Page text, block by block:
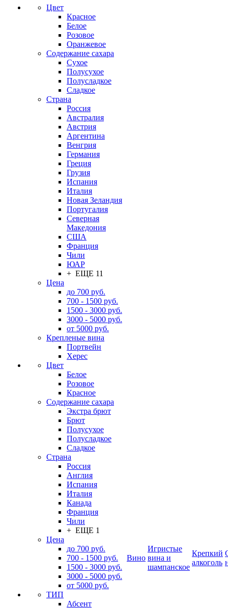
Цвет
Красное
Белое
Розовое
Оранжевое
Содержание сахара
Сухое
Полусухое
Полусладкое
Сладкое
Страна
Россия
Австралия
Австрия
Аргентина
Венгрия
Германия
Греция
Грузия
Испания
Италия
Новая Зеландия
Португалия
Северная
Македония
США
Франция
Чили
ЮАР
+ ЕЩЕ 11
Цена
до 700 руб.
700 - 1500 руб.
1500 - 3000 руб.
3000 - 5000 руб.
от 5000 руб.
Крепленые вина
Портвейн
Херес
Цвет
Белое
Розовое
Красное
Содержание сахара
Экстра брют
Брют
Полусухое
Полусладкое
Сладкое
Страна
Россия
Англия
Испания
Италия
Канада
Франция
Чили
+ ЕЩЕ 1
Цена
до 700 руб.
700 - 1500 руб.
1500 - 3000 руб.
3000 - 5000 руб.
от 5000 руб.
ТИП
Абсент
Вино
Игристые
вина и
шампанское
Крепкий
алкоголь